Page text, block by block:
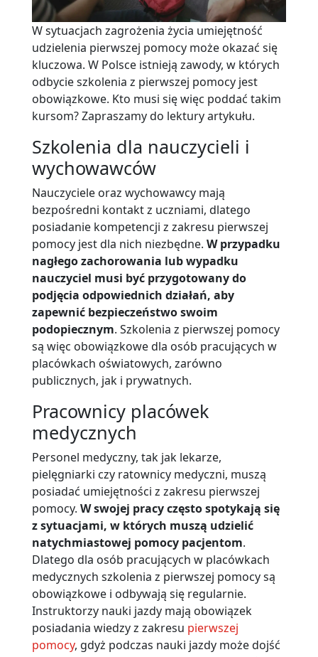
W sytuacjach zagrożenia życia umiejętność
udzielenia pierwszej pomocy może okazać się
kluczowa. W Polsce istnieją zawody, w których
odbycie szkolenia z pierwszej pomocy jest
obowiązkowe. Kto musi się więc poddać takim
kursom? Zapraszamy do lektury artykułu.
Szkolenia dla nauczycieli i
wychowawców
Nauczyciele oraz wychowawcy mają
bezpośredni kontakt z uczniami, dlatego
posiadanie kompetencji z zakresu pierwszej
pomocy jest dla nich niezbędne. W przypadku
nagłego zachorowania lub wypadku
nauczyciel musi być przygotowany do
podjęcia odpowiednich działań, aby
zapewnić bezpieczeństwo swoim
podopiecznym. Szkolenia z pierwszej pomocy
są więc obowiązkowe dla osób pracujących w
placówkach oświatowych, zarówno
publicznych, jak i prywatnych.
Pracownicy placówek
medycznych
Personel medyczny, tak jak lekarze,
pielęgniarki czy ratownicy medyczni, muszą
posiadać umiejętności z zakresu pierwszej
pomocy. W swojej pracy często spotykają się
z sytuacjami, w których muszą udzielić
natychmiastowej pomocy pacjentom.
Dlatego dla osób pracujących w placówkach
medycznych szkolenia z pierwszej pomocy są
obowiązkowe i odbywają się regularnie.
Instruktorzy nauki jazdy mają obowiązek
posiadania wiedzy z zakresu pierwszej
pomocy, gdyż podczas nauki jazdy może dojść